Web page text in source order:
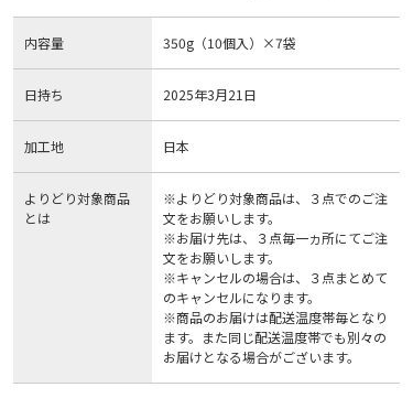
内容量 350g（10個入）×7袋
日持ち 2025年3月21日
加工地 日本
よりどり対象商品
とは
※よりどり対象商品は、３点でのご注
文をお願いします。
※お届け先は、３点毎一ヵ所にてご注
文をお願いします。
※キャンセルの場合は、３点まとめて
のキャンセルになります。
※商品のお届けは配送温度帯毎となり
ます。また同じ配送温度帯でも別々の
お届けとなる場合がございます。